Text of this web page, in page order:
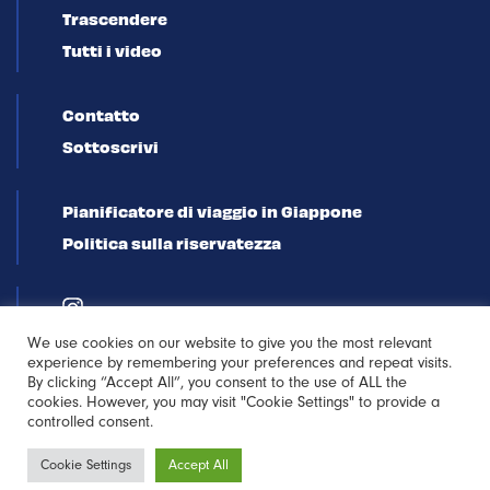
Trascendere
Tutti i video
Contatto
Sottoscrivi
Pianificatore di viaggio in Giappone
Politica sulla riservatezza
We use cookies on our website to give you the most relevant
experience by remembering your preferences and repeat visits.
By clicking “Accept All”, you consent to the use of ALL the
cookies. However, you may visit "Cookie Settings" to provide a
controlled consent.
Cookie Settings Accept All